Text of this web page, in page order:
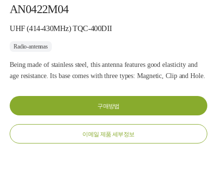
AN0422M04
UHF (414-430MHz) TQC-400DII
Radio-antennas
Being made of stainless steel, this antenna features good elasticity and
age resistance. Its base comes with three types: Magnetic, Clip and Hole.
구매방법
이메일 제품 세부정보